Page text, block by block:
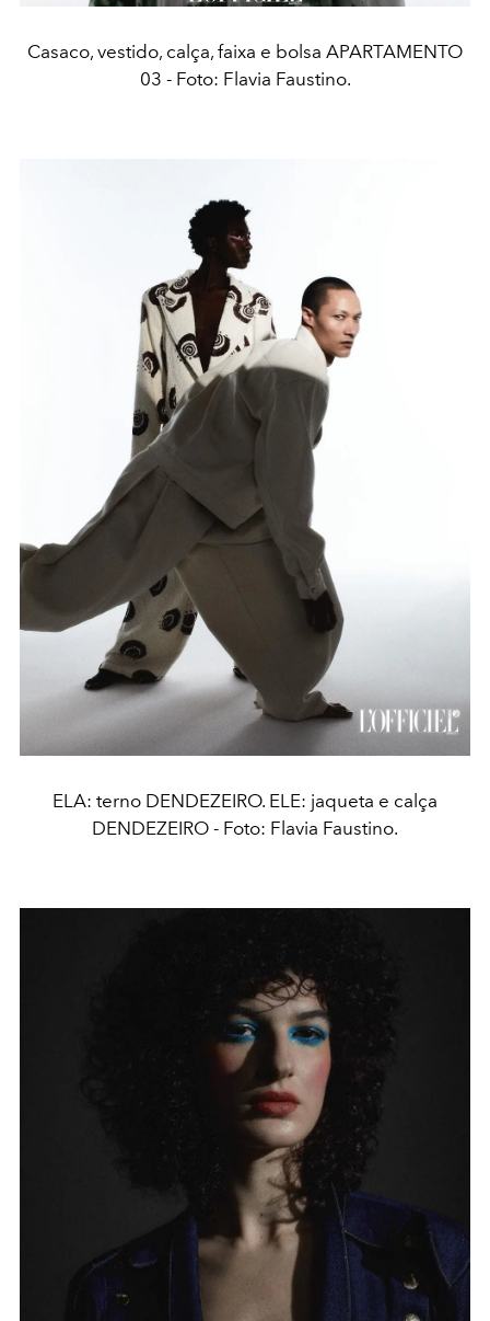
Casaco, vestido, calça, faixa e bolsa APARTAMENTO
03 - Foto: Flavia Faustino.
ELA: terno DENDEZEIRO. ELE: jaqueta e calça
DENDEZEIRO - Foto: Flavia Faustino.